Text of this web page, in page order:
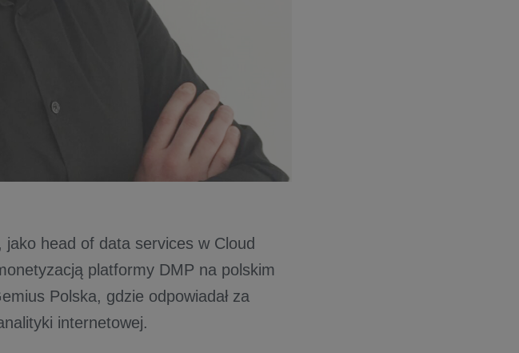
jako head of data services w Cloud
platformy DMP na polskim
Polska, gdzie odpowiadał za
internetowej.